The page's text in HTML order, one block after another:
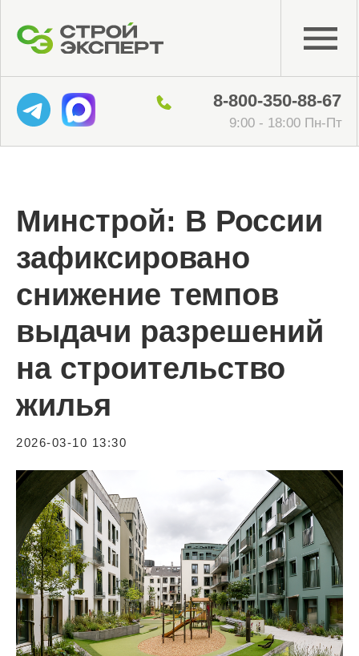
Минстрой: В России
зафиксировано
снижение темпов
выдачи разрешений
на строительство
жилья
2026-03-10 13:30